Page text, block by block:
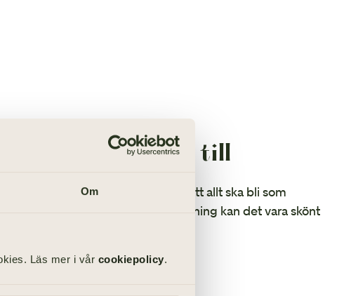
Om
Läs mer i vår cookiepolicy.
en begravning till
ofta fylld av sorg och stress över att allt ska bli som
tidigare varit med om en begravning kan det vara skönt
att läsa lite mer här.
till